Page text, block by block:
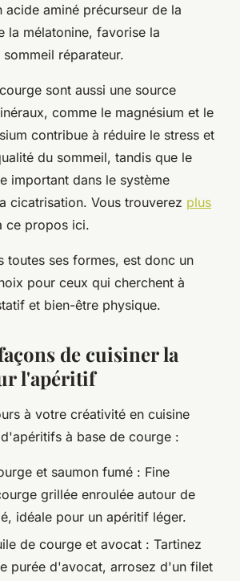
acide aminé précurseur de la
la mélatonine, favorise la
réparateur.
sont aussi une source
comme le magnésium et le
contribue à réduire le stress et
du sommeil, tandis que le
important dans le système
cicatrisation. Vous trouverez plus
ce propos ici.
toutes ses formes, est donc un
pour ceux qui cherchent à
et bien-être physique.
de cuisiner la
l'apéritif
à votre créativité en cuisine
à base de courge :
et saumon fumé : Fine
grillée enroulée autour de
idéale pour un apéritif léger.
de courge et avocat : Tartinez
purée d'avocat, arrosez d'un filet